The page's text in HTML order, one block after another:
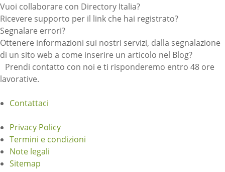
Vuoi collaborare con Directory Italia?
Ricevere supporto per il link che hai registrato?
Segnalare errori?
Ottenere informazioni sui nostri servizi, dalla segnalazione
di un sito web a come inserire un articolo nel Blog?
Prendi contatto con noi e ti risponderemo entro 48 ore
lavorative.
Contattaci
Privacy Policy
Termini e condizioni
Note legali
Sitemap